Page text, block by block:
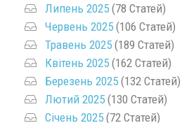
Липень 2025 (78 Статей)
Червень 2025 (106 Статей)
Травень 2025 (189 Статей)
Квітень 2025 (162 Статей)
Березень 2025 (132 Статей)
Лютий 2025 (130 Статей)
Січень 2025 (72 Статей)